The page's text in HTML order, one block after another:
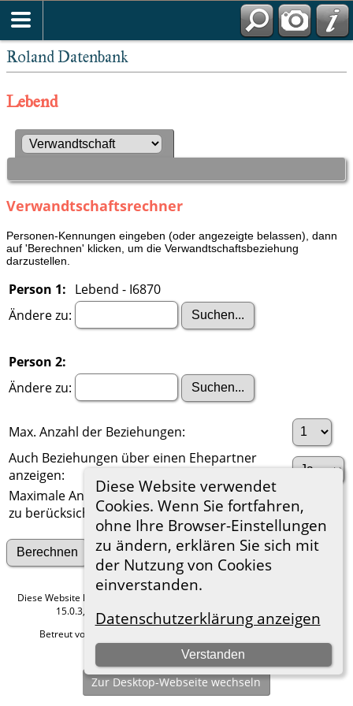
Roland Datenbank
Diese Website verwendet
Cookies. Wenn Sie fortfahren,
ohne Ihre Browser-Einstellungen
zu ändern, erklären Sie sich mit
der Nutzung von Cookies
einverstanden.
Datenschutzerklärung anzeigen
Verstanden
Lebend
Verwandtschaftsrechner
Personen-Kennungen eingeben (oder angezeigte belassen), dann
auf 'Berechnen' klicken, um die Verwandtschaftsbeziehung
darzustellen.
Person 1: Lebend - I6870
Ändere zu:
Person 2:
Ändere zu:
Max. Anzahl der Beziehungen:
Auch Beziehungen über einen Ehepartner
anzeigen:
Maximale Anzahl der
zu berücksichtigenden Generationen:
Suche nach anderen Verbindungen
Diese Website läuft mit
15.0.3, programmiert von Darrin Lythgoe © 2001-2026.
Betreut von
Hier geht es zum Impressum
Zur Desktop-Webseite wechseln